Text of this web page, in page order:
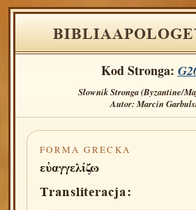
Kod Stronga:
Słownik Stronga (Byzantine/
Autor: Marcin
FORMA GRECKA
εὐαγγελίζω
Transliteracja: